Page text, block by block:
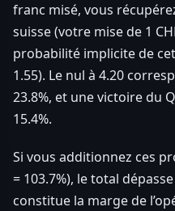
franc misé, vous
suisse (votre mise de 1
probabilité implicite de
1.55). Le nul à 4.20
23.8%, et une victoire du
15.4%.
Si vous additionnez ces
= 103.7%), le total
constitue la marge de